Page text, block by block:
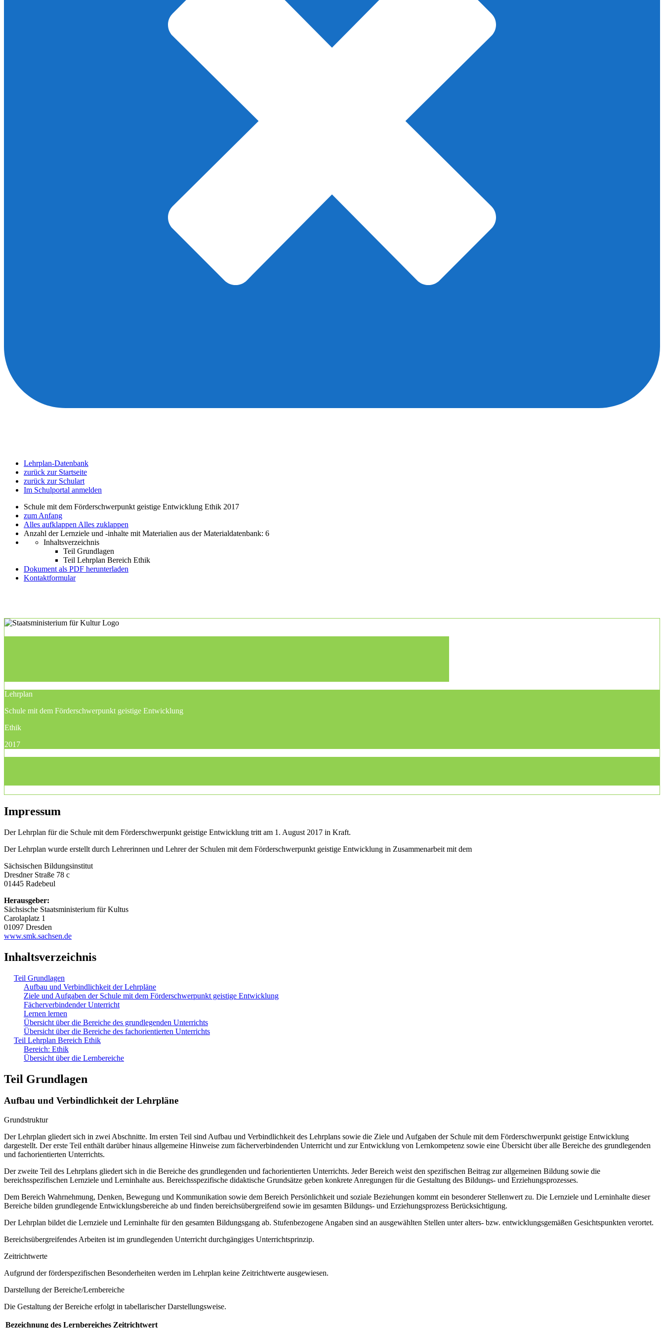
Lehrplan-Datenbank
zurück zur Startseite
zurück zur Schulart
Im Schulportal anmelden
Schule mit dem Förderschwerpunkt geistige Entwicklung Ethik 2017
zum Anfang
Alles aufklappen Alles zuklappen
Anzahl der Lernziele und -inhalte mit Materialien aus der Materialdatenbank: 6
Inhaltsverzeichnis
Teil Grundlagen
Teil Lehrplan Bereich Ethik
Dokument als PDF herunterladen
Kontaktformular
Lehrplan
Schule mit dem Förderschwerpunkt geistige Entwicklung
Ethik
2017
Impressum
Der Lehrplan für die Schule mit dem Förderschwerpunkt geistige Entwicklung tritt am 1. August 2017 in Kraft.
Der Lehrplan wurde erstellt durch Lehrerinnen und Lehrer der Schulen mit dem Förderschwerpunkt geistige Entwicklung in Zusammenarbeit mit dem
Sächsischen Bildungsinstitut
Dresdner Straße 78 c
01445 Radebeul
Herausgeber:
Sächsische Staatsministerium für Kultus
Carolaplatz 1
01097 Dresden
www.smk.sachsen.de
Inhaltsverzeichnis
Teil Grundlagen
Aufbau und Verbindlichkeit der Lehrpläne
Ziele und Aufgaben der Schule mit dem Förderschwerpunkt geistige Entwicklung
Fächerverbindender Unterricht
Lernen lernen
Übersicht über die Bereiche des grundlegenden Unterrichts
Übersicht über die Bereiche des fachorientierten Unterrichts
Teil Lehrplan Bereich Ethik
Bereich: Ethik
Übersicht über die Lernbereiche
Teil Grundlagen
Aufbau und Verbindlichkeit der Lehrpläne
Grundstruktur
Der Lehrplan gliedert sich in zwei Abschnitte. Im ersten Teil sind Aufbau und Verbindlichkeit des Lehrplans sowie die Ziele und Aufgaben der Schule mit dem Förderschwerpunkt geistige Entwicklung
dargestellt. Der erste Teil enthält darüber hinaus allgemeine Hinweise zum fächerverbindenden Unterricht und zur Entwicklung von Lernkompetenz sowie eine Übersicht über alle Bereiche des grundlegenden
und fachorientierten Unterrichts.
Der zweite Teil des Lehrplans gliedert sich in die Bereiche des grundlegenden und fachorientierten Unterrichts. Jeder Bereich weist den spezifischen Beitrag zur allgemeinen Bildung sowie die
bereichsspezifischen Lernziele und Lerninhalte aus. Bereichsspezifische didaktische Grundsätze geben konkrete Anregungen für die Gestaltung des Bildungs- und Erziehungsprozesses.
Dem Bereich Wahrnehmung, Denken, Bewegung und Kommunikation sowie dem Bereich Persönlichkeit und soziale Beziehungen kommt ein besonderer Stellenwert zu. Die Lernziele und Lerninhalte dieser
Bereiche bilden grundlegende Entwicklungsbereiche ab und finden bereichsübergreifend sowie im gesamten Bildungs- und Erziehungsprozess Berücksichtigung.
Der Lehrplan bildet die Lernziele und Lerninhalte für den gesamten Bildungsgang ab. Stufenbezogene Angaben sind an ausgewählten Stellen unter alters- bzw. entwicklungsgemäßen Gesichtspunkten verortet.
Bereichsübergreifendes Arbeiten ist im grundlegenden Unterricht durchgängiges Unterrichtsprinzip.
Zeitrichtwerte
Aufgrund der förderspezifischen Besonderheiten werden im Lehrplan keine Zeitrichtwerte ausgewiesen.
Darstellung der Bereiche/Lernbereiche
Die Gestaltung der Bereiche erfolgt in tabellarischer Darstellungsweise.
Bezeichnung des Lernbereiches Zeitrichtwert